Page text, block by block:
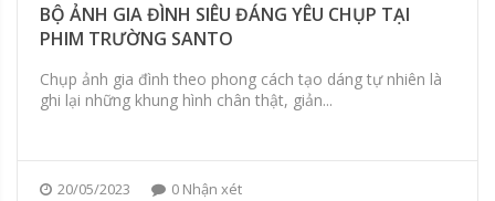
BỘ ẢNH GIA ĐÌNH SIÊU ĐÁNG YÊU CHỤP TẠI
PHIM TRƯỜNG SANTO
Chụp ảnh gia đình theo phong cách tạo dáng tự nhiên là
ghi lại những khung hình chân thật, giản...
20/05/2023 0 Nhận xét